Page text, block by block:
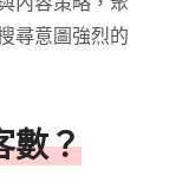
尋意圖強烈的
數？